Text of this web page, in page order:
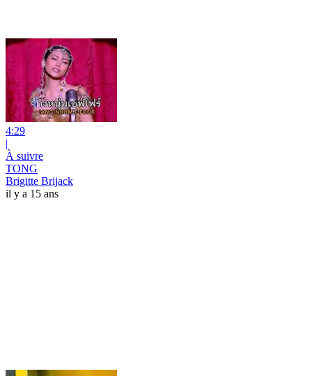
4:29
|
À suivre
TONG
Brigitte Brijack
il y a 15 ans